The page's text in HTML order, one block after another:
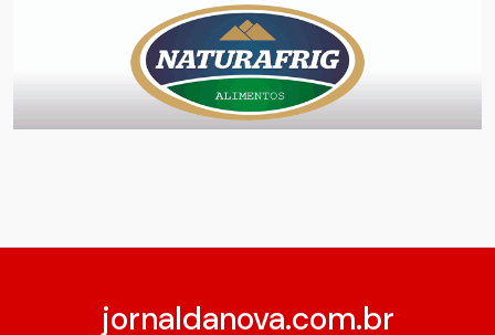
jornaldanova.com.br